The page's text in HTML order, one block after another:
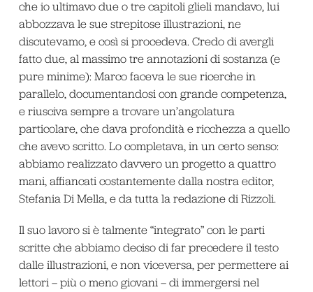
che io ultimavo due o tre capitoli glieli mandavo, lui
abbozzava le sue strepitose illustrazioni, ne
discutevamo, e così si procedeva. Credo di avergli
fatto due, al massimo tre annotazioni di sostanza (e
pure minime): Marco faceva le sue ricerche in
parallelo, documentandosi con grande competenza,
e riusciva sempre a trovare un’angolatura
particolare, che dava profondità e ricchezza a quello
che avevo scritto. Lo completava, in un certo senso:
abbiamo realizzato davvero un progetto a quattro
mani, affiancati costantemente dalla nostra editor,
Stefania Di Mella, e da tutta la redazione di Rizzoli.
Il suo lavoro si è talmente “integrato” con le parti
scritte che abbiamo deciso di far precedere il testo
dalle illustrazioni, e non viceversa, per permettere ai
lettori – più o meno giovani – di immergersi nel